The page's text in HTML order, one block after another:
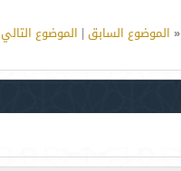
« الموضوع السابق| الموضوع التالي